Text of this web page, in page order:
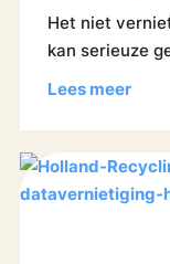
Het niet
kan serieuze
Lees meer